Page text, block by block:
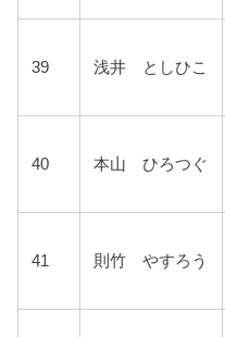
39 浅井 としひこ
40 本山 ひろつぐ
41 則竹 やすろう